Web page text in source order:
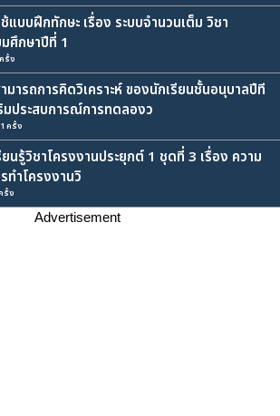
แบบฝึกทักษะ เรื่อง ระบบจำนวนเต็ม วิชา
ศึกษาปีที่ 1
รั้ง
ารถการคิดวิเคราะห์ ของนักเรียนชั้นอนุบาลปีที
มประสบการณ์การทดลองว
ครั้ง
นรู้วิชาโครงงานประยุกต์ 1 ชุดที่ 3 เรื่อง ความ
ทำโครงงานวิ
รั้ง
Advertisement